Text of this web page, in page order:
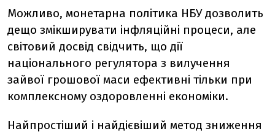
Можливо, монетарна політика НБУ дозволить
дещо змікширувати інфляційні процеси, але
світовий досвід свідчить, що дії
національного регулятора з вилучення
зайвої грошової маси ефективні тільки при
комплексному оздоровленні економіки.
Найпростіший і найдієвіший метод зниження